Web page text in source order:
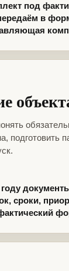
под
в
подготовить
сроки,